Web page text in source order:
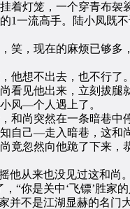
灯笼，一个穿青布袈
流高手。陆小凤既
，现在的麻烦已够多
想不出去，也不行了。
见他出来，立刻拔腿
风—个人遇上了。
尚突然在一条暗巷中
己—走入暗巷，这和
竟忽然向他跪了下来，
从来也没见过这和尚。
“你是关中‘飞镖’胜家的
不是江湖显赫的名门大